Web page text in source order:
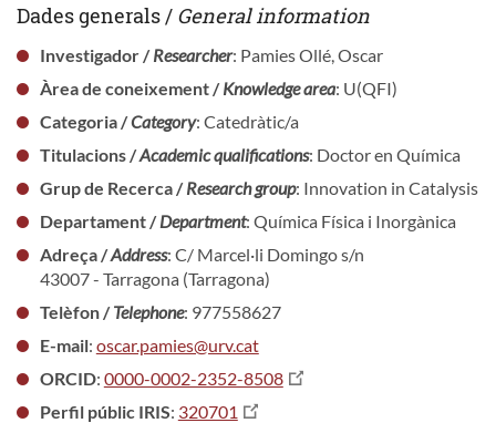
Dades generals / General information
Investigador /Researcher: Pamies Ollé, Oscar
Àrea de coneixement /Knowledge area: U(QFI)
Categoria /Category: Catedràtic/a
Titulacions /Academic qualifications: Doctor en Química
Grup de Recerca /Research group: Innovation in Catalysis
Departament /Department: Química Física i Inorgànica
Adreça /Address: C/ Marcel·li Domingo s/n
43007 - Tarragona (Tarragona)
Telèfon /Telephone: 977558627
E-mail: oscar.pamies@urv.cat
ORCID: 0000-0002-2352-8508
Perfil públic IRIS: 320701